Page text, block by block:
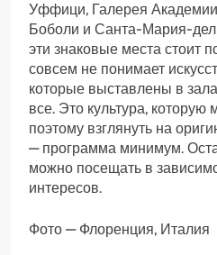
Уффици, Галерея
Боболи и Санта-Мария-
эти знаковые места стоит
совсем не понимает
которые выставлены в
все. Это культура,
поэтому взглянуть на
— программа минимум.
можно посещать в
интересов.
Фото — Флоренция, Италия